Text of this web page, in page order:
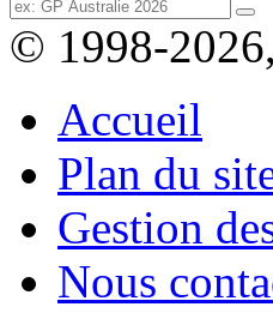
© 1998-
Accueil
Plan du
Gestion
Nous